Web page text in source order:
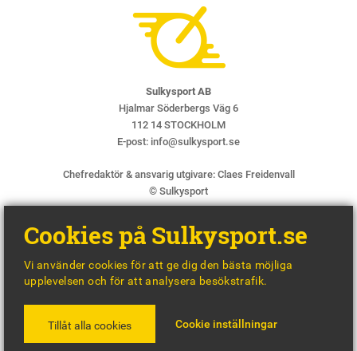
Sulkysport AB
Hjalmar Söderbergs Väg 6
112 14 STOCKHOLM
E-post: info@sulkysport.se
Chefredaktör & ansvarig utgivare: Claes Freidenvall
© Sulkysport
BY
Cookies på Sulkysport.se
Vi använder cookies för att ge dig den bästa möjliga
upplevelsen och för att analysera besökstrafik.
Tillåt alla cookies Cookie inställningar